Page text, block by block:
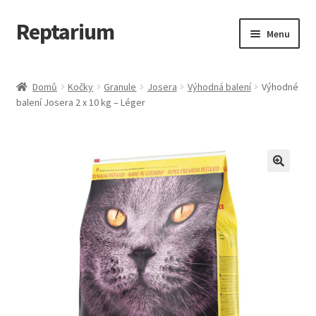
Přeskočit
na
Přejít
k
webu
Reptarium Menu
Košík
Vše pro kočky
Domů Kočky Granule Josera Výhodná balení
Výhodné
balení Josera 2 x 10 kg – Léger